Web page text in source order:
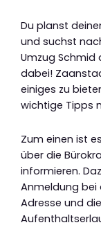
Du planst
und suchst
Umzug Schmid
dabei!
einiges zu
wichtige Tipps
Zum einen ist
über die
informieren.
Anmeldung bei
Adresse und